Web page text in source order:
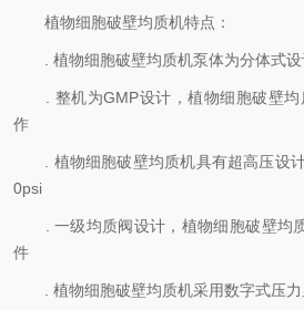
植物细胞破壁均质机特点：
. 植物细胞破壁均质机泵体为分体式设
. 整机为GMP设计，植物细胞破壁均
作
. 植物细胞破壁均质机具有超高压设
0psi
. 一级均质阀设计，植物细胞破壁均
件
. 植物细胞破壁均质机采用数字式压力